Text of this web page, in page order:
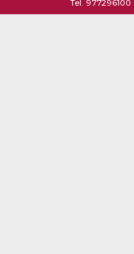
Tel. 977296100